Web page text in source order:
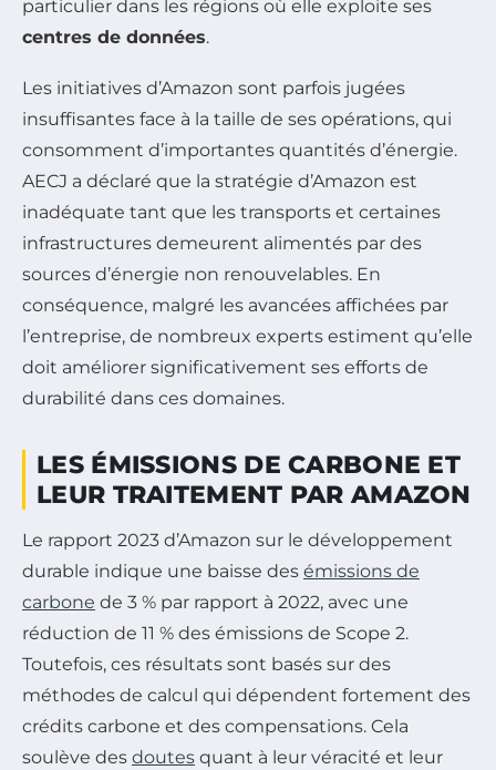
particulier dans les régions où elle exploite ses
centres de données.
Les initiatives d’Amazon sont parfois jugées
insuffisantes face à la taille de ses opérations, qui
consomment d’importantes quantités d’énergie.
AECJ a déclaré que la stratégie d’Amazon est
inadéquate tant que les transports et certaines
infrastructures demeurent alimentés par des
sources d’énergie non renouvelables. En
conséquence, malgré les avancées affichées par
l’entreprise, de nombreux experts estiment qu’elle
doit améliorer significativement ses efforts de
durabilité dans ces domaines.
LES ÉMISSIONS DE CARBONE ET
LEUR TRAITEMENT PAR AMAZON
Le rapport 2023 d’Amazon sur le développement
durable indique une baisse des émissions de
carbone de 3 % par rapport à 2022, avec une
réduction de 11 % des émissions de Scope 2.
Toutefois, ces résultats sont basés sur des
méthodes de calcul qui dépendent fortement des
crédits carbone et des compensations. Cela
soulève des doutes quant à leur véracité et leur